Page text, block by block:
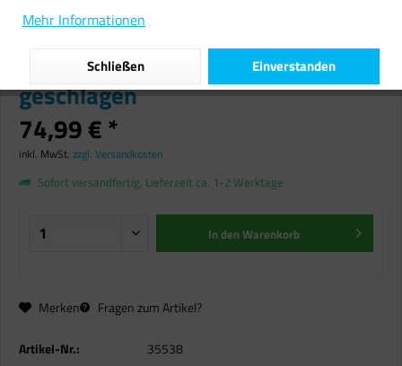
Echter Weihnachtsbaum
Nordmanntanne, Höhe ca. 80 -
100 cm, Premiumqualität, frisch
geschlagen
74,99 € *
inkl. MwSt. zzgl. Versandkosten
Sofort versandfertig, Lieferzeit ca. 1-2 Werktage
In denWarenkorb
Merken Fragen zum Artikel?
Artikel-Nr.: 35538
Mehr Informationen
Einverstanden
Schließen